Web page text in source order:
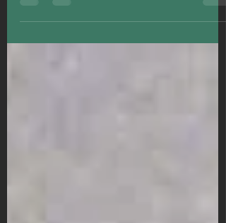
Michalak sai säteilyvammoja aluksesta,
joka oli kiekon mallinen. Aito ufo-tapaus
60-luvulta.